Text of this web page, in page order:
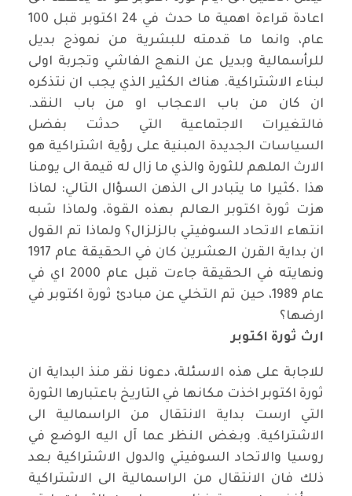
اعادة قراءة اهمية ما حدث في 24 اكتوبر قبل 100
عام، وانما ما قدمته للبشرية من نموذج بديل
للرأسمالية وبديل عن النهج الفاشي وتجربة اولى
لبناء الاشتراكية. هناك الكثير الذي يجب ان نتذكره
ان كان من باب الاعجاب او من باب النقد.
فالتغيرات الاجتماعية التي حدثت بفضل
السياسات الجديدة المبنية على رؤية اشتراكية هو
الارث الملهم للثورة والذي ما زال له قيمة الى يومنا
هذا .كثيرا ما يتبادر الى الذهن السؤال التالي: لماذا
هزت ثورة اكتوبر العالم بهذه القوة، ولماذا شبه
انتهاء الاتحاد السوفيتي بالزلزال؟ ولماذا تم القول
ان بداية القرن العشرين كان في الحقيقة عام 1917
ونهايته في الحقيقة جاءت قبل عام 2000 اي في
عام 1989، حين تم التخلي عن مبادئ ثورة اكتوبر في
ارضها؟
ارث ثورة اكتوبر
للاجابة على هذه الاسئلة، دعونا نقر منذ البداية ان
ثورة اكتوبر اخذت مكانها في التاريخ باعتبارها الثورة
التي ارست بداية الانتقال من الراسمالية الى
الاشتراكية. وبغض النظر عما آل اليه الوضع في
روسيا والاتحاد السوفيتي والدول الاشتراكية بعد
ذلك فان الانتقال من الراسمالية الى الاشتراكية